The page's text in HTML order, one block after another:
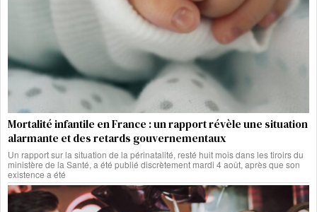
Mortalité infantile en France : un rapport révèle une situation
alarmante et des retards gouvernementaux
Un rapport sur la situation de la périnatalité, resté huit mois dans les tiroirs du
ministère de la Santé, a été publié discrètement mardi 4 août, après que son
existence a été